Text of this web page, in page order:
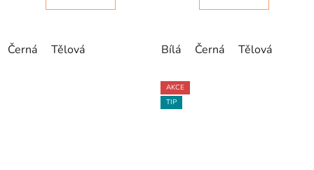
Černá Tělová Bílá Černá Tělová
AKCE
TIP